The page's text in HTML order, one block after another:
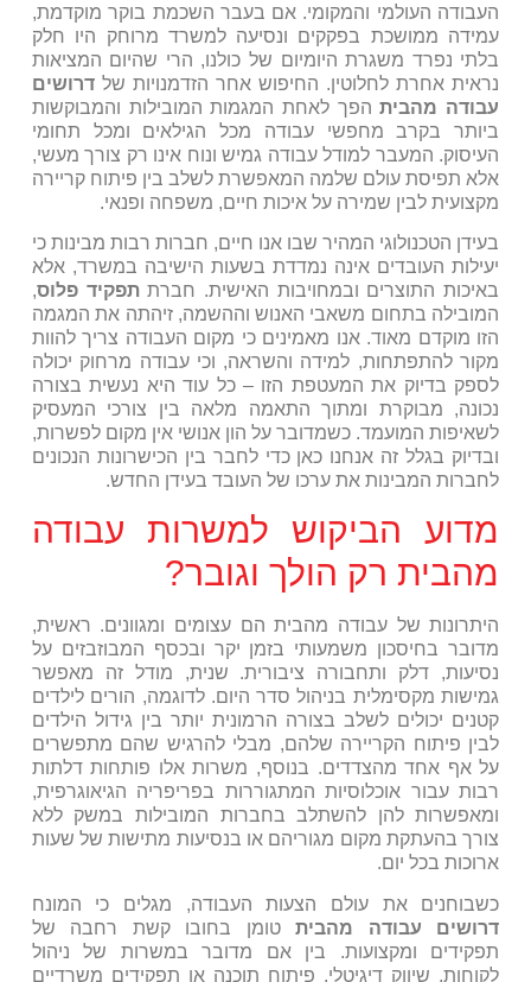
העבודה העולמי והמקומי. אם בעבר השכמת בוקר מוקדמת,
עמידה ממושכת בפקקים ונסיעה למשרד מרוחק היו חלק
בלתי נפרד משגרת היומיום של כולנו, הרי שהיום המציאות
נראית אחרת לחלוטין. החיפוש אחר הזדמנויות שלדרושים
עבודה מהביתהפך לאחת המגמות המובילות והמבוקשות
ביותר בקרב מחפשי עבודה מכל הגילאים ומכל תחומי
העיסוק. המעבר למודל עבודה גמיש ונוח אינו רק צורך מעשי,
אלא תפיסת עולם שלמה המאפשרת לשלב בין פיתוח קריירה
מקצועית לבין שמירה על איכות חיים, משפחה ופנאי.
בעידן הטכנולוגי המהיר שבו אנו חיים, חברות רבות מבינות כי
יעילות העובדים אינה נמדדת בשעות הישיבה במשרד, אלא
באיכות התוצרים ובמחויבות האישית. חברתתפקיד פלוס,
המובילה בתחום משאבי האנוש וההשמה, זיהתה את המגמה
הזו מוקדם מאוד. אנו מאמינים כי מקום העבודה צריך להוות
מקור להתפתחות, למידה והשראה, וכי עבודה מרחוק יכולה
לספק בדיוק את המעטפת הזו – כל עוד היא נעשית בצורה
נכונה, מבוקרת ומתוך התאמה מלאה בין צורכי המעסיק
לשאיפות המועמד. כשמדובר על הון אנושי אין מקום לפשרות,
ובדיוק בגלל זה אנחנו כאן כדי לחבר בין הכישרונות הנכונים
לחברות המבינות את ערכו של העובד בעידן החדש.
מדוע הביקוש למשרות עבודה
מהבית רק הולך וגובר?
היתרונות של עבודה מהבית הם עצומים ומגוונים. ראשית,
מדובר בחיסכון משמעותי בזמן יקר ובכסף המבוזבזים על
נסיעות, דלק ותחבורה ציבורית. שנית, מודל זה מאפשר
גמישות מקסימלית בניהול סדר היום. לדוגמה, הורים לילדים
קטנים יכולים לשלב בצורה הרמונית יותר בין גידול הילדים
לבין פיתוח הקריירה שלהם, מבלי להרגיש שהם מתפשרים
על אף אחד מהצדדים. בנוסף, משרות אלו פותחות דלתות
רבות עבור אוכלוסיות המתגוררות בפריפריה הגיאוגרפית,
ומאפשרות להן להשתלב בחברות המובילות במשק ללא
צורך בהעתקת מקום מגוריהם או בנסיעות מתישות של שעות
ארוכות בכל יום.
כשבוחנים את עולם הצעות העבודה, מגלים כי המונח
דרושים עבודה מהביתטומן בחובו קשת רחבה של
תפקידים ומקצועות. בין אם מדובר במשרות של ניהול
לקוחות, שיווק דיגיטלי, פיתוח תוכנה או תפקידים משרדיים